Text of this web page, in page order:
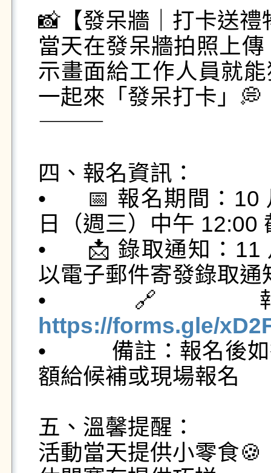
📸【發呆牆｜打卡送禮
當天在發呆牆拍照上
示畫面給工作人員就
一起來「發呆打卡」💭
⸻
四、報名資訊：
•	📅 報名期間：10 月 27 日（週一）～ 11 月 12
日（週三）中午 12:00
•	📩 錄取通知：11 月 13 日（週四）依報名順序
以電子郵件寄發錄取通
•	🔗
https://forms.gle/
•	    備註：報名後如欲取消須提前告知，將提供名
額給候補或現場報名
五、溫馨提醒：
活動當天提供小零食🍪